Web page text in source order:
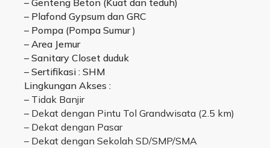
– Genteng Beton (Kuat dan teduh)
– Plafond Gypsum dan GRC
– Pompa (Pompa Sumur )
– Area Jemur
– Sanitary Closet duduk
– Sertifikasi : SHM
Lingkungan Akses :
– Tidak Banjir
– Dekat dengan Pintu Tol Grandwisata (2.5 km)
– Dekat dengan Pasar
– Dekat dengan Sekolah SD/SMP/SMA